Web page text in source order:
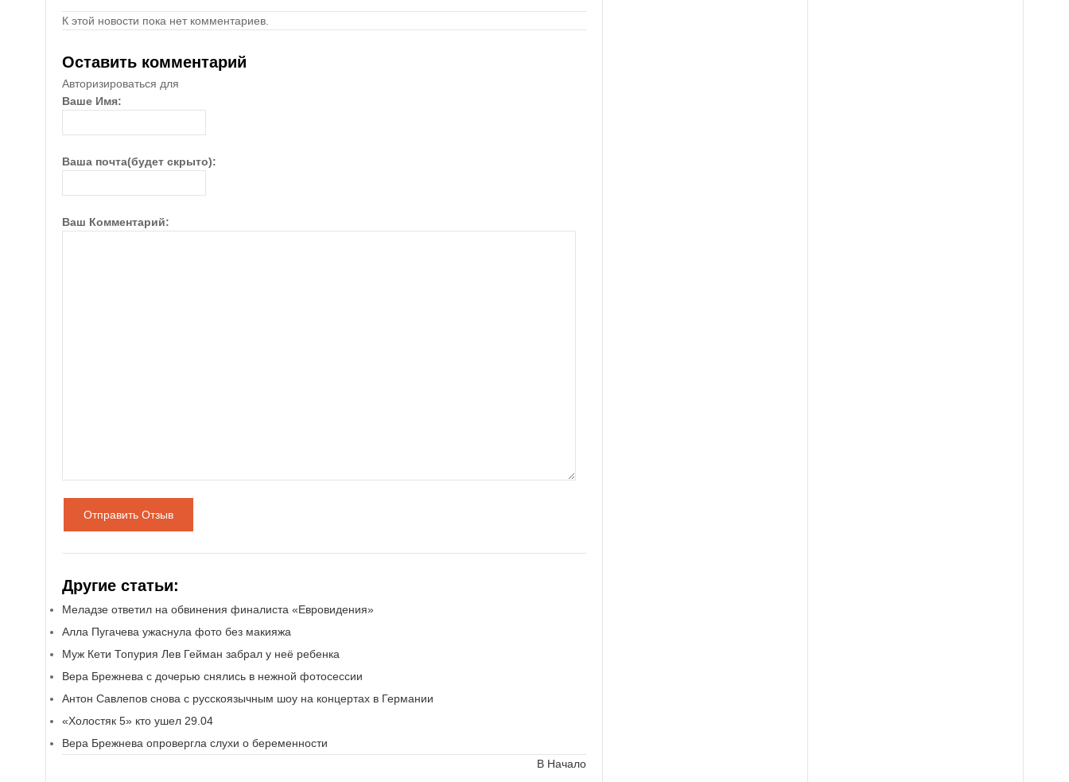
К этой новости пока нет комментариев.
Оставить комментарий
Авторизироваться для
Ваше Имя:
Ваша почта(будет скрыто):
Ваш Комментарий:
Отправить Отзыв
Другие статьи:
Меладзе ответил на обвинения финалиста «Евровидения»
Алла Пугачева ужаснула фото без макияжа
Муж Кети Топурия Лев Гейман забрал у неё ребенка
Вера Брежнева с дочерью снялись в нежной фотосессии
Антон Савлепов снова с русскоязычным шоу на концертах в Германии
«Холостяк 5» кто ушел 29.04
Вера Брежнева опровергла слухи о беременности
В Начало